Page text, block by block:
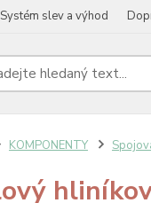
Systém slev a výhod
KOMPONENTY